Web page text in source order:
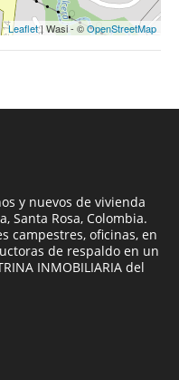
Leaflet| Wasi - ©OpenStreetMap
y nuevos de vivienda
Santa Rosa, Colombia.
campestres, oficinas, en
de respaldo en un
INMOBILIARIA del